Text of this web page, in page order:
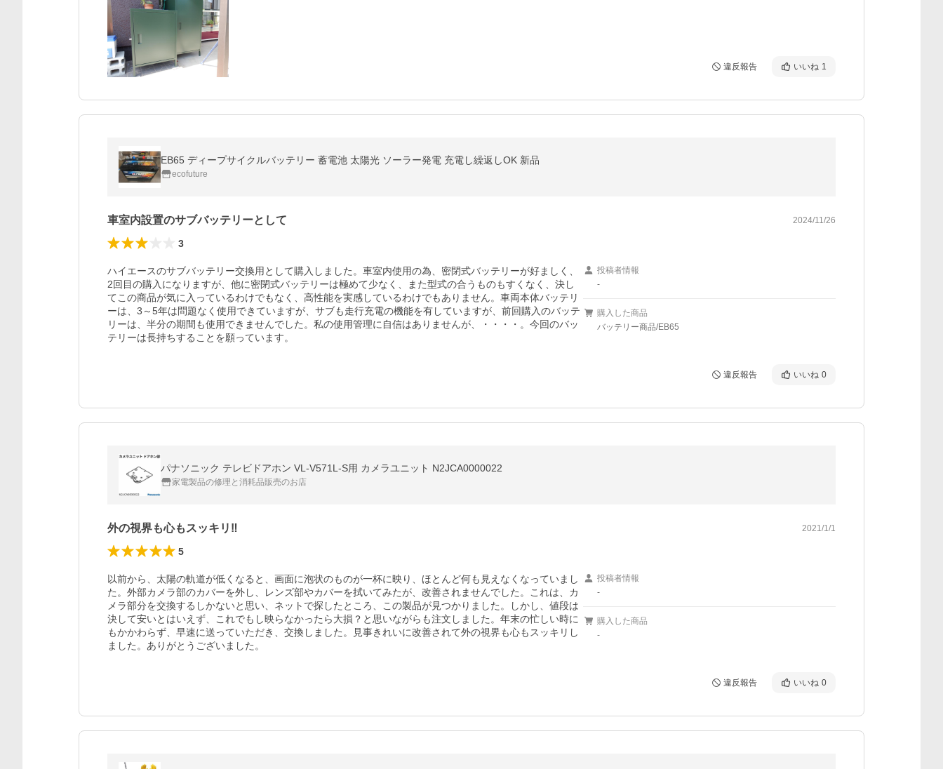
違反報告 いいね 1
EB65 ディープサイクルバッテリー 蓄電池 太陽光 ソーラー発電 充電し繰返しOK 新品
ecofuture
車室内設置のサブバッテリーとして 2024/11/26
3
ハイエースのサブバッテリー交換用として購入しました。車室内使用の為、密閉式バッテリーが好ましく、
2回目の購入になりますが、他に密閉式バッテリーは極めて少なく、また型式の合うものもすくなく、決し
てこの商品が気に入っているわけでもなく、高性能を実感しているわけでもありません。車両本体バッテリ
ーは、3～5年は問題なく使用できていますが、サブも走行充電の機能を有していますが、前回購入のバッテ
リーは、半分の期間も使用できませんでした。私の使用管理に自信はありませんが、・・・・。今回のバッ
テリーは長持ちすることを願っています。
投稿者情報
-
購入した商品
バッテリー商品/EB65
違反報告 いいね 0
パナソニック テレビドアホン VL-V571L-S用 カメラユニット N2JCA0000022
家電製品の修理と消耗品販売のお店
外の視界も心もスッキリ‼ 2021/1/1
5
以前から、太陽の軌道が低くなると、画面に泡状のものが一杯に映り、ほとんど何も見えなくなっていまし
た。外部カメラ部のカバーを外し、レンズ部やカバーを拭いてみたが、改善されませんでした。これは、カ
メラ部分を交換するしかないと思い、ネットで探したところ、この製品が見つかりました。しかし、値段は
決して安いとはいえず、これでもし映らなかったら大損？と思いながらも注文しました。年末の忙しい時に
もかかわらず、早速に送っていただき、交換しました。見事きれいに改善されて外の視界も心もスッキリし
ました。ありがとうございました。
投稿者情報
-
購入した商品
-
違反報告 いいね 0